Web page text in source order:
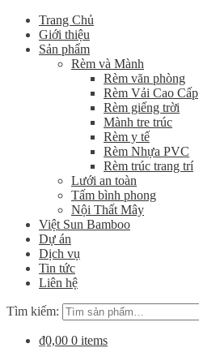
Trang Chủ
Giới thiệu
Sản phẩm
Rèm và Mành
Rèm văn phòng
Rèm Vải Cao Cấp
Rèm giếng trời
Mành tre trúc
Rèm y tế
Rèm Nhựa PVC
Rèm trúc trang trí
Lưới an toàn
Tấm bình phong
Nội Thất Mây
Việt Sun Bamboo
Dự án
Dịch vụ
Tin tức
Liên hệ
Tìm kiếm:
₫0,00 0 items